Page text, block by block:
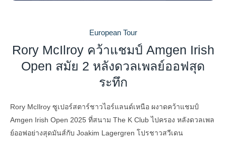
European Tour
Rory McIlroy คว้าแชมป์ Amgen Irish
Open สมัย 2 หลังดวลเพลย์ออฟสุด
ระทึก
Rory McIlroy ซูเปอร์สตาร์ชาวไอร์แลนด์เหนือ ผงาดคว้าแชมป์
Amgen Irish Open 2025 ที่สนาม The K Club ไปครอง หลังดวลเพล
ย์ออฟอย่างสุดมันส์กับ Joakim Lagergren โปรชาวสวีเดน